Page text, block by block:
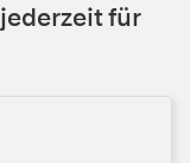
für